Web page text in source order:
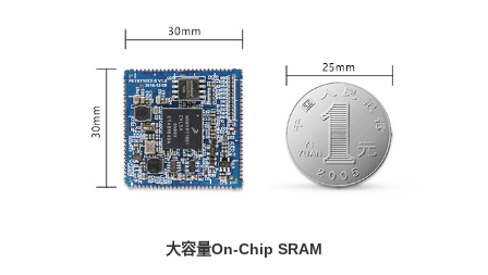
大容量On-Chip SRAM